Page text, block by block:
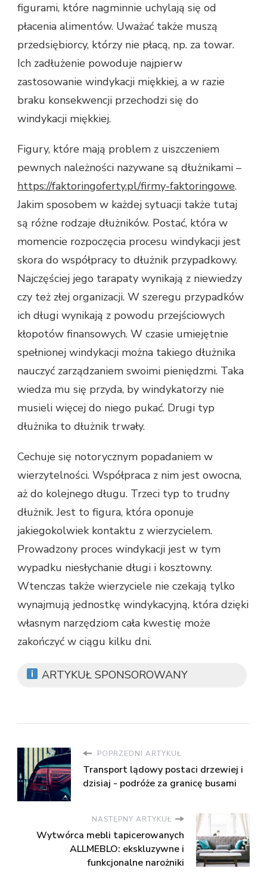
figurami, które nagminnie uchylają się od
płacenia alimentów. Uważać także muszą
przedsiębiorcy, którzy nie płacą, np. za towar.
Ich zadłużenie powoduje najpierw
zastosowanie windykacji miękkiej, a w razie
braku konsekwencji przechodzi się do
windykacji miękkiej.
Figury, które mają problem z uiszczeniem
pewnych należności nazywane są dłużnikami –
https://faktoringoferty.pl/firmy-faktoringowe.
Jakim sposobem w każdej sytuacji także tutaj
są różne rodzaje dłużników. Postać, która w
momencie rozpoczęcia procesu windykacji jest
skora do współpracy to dłużnik przypadkowy.
Najczęściej jego tarapaty wynikają z niewiedzy
czy też złej organizacji. W szeregu przypadków
ich długi wynikają z powodu przejściowych
kłopotów finansowych. W czasie umiejętnie
spełnionej windykacji można takiego dłużnika
nauczyć zarządzaniem swoimi pieniędzmi. Taka
wiedza mu się przyda, by windykatorzy nie
musieli więcej do niego pukać. Drugi typ
dłużnika to dłużnik trwały.
Cechuje się notorycznym popadaniem w
wierzytelności. Współpraca z nim jest owocna,
aż do kolejnego długu. Trzeci typ to trudny
dłużnik. Jest to figura, która oponuje
jakiegokolwiek kontaktu z wierzycielem.
Prowadzony proces windykacji jest w tym
wypadku niesłychanie długi i kosztowny.
Wtenczas także wierzyciele nie czekają tylko
wynajmują jednostkę windykacyjną, która dzięki
własnym narzędziom cała kwestię może
zakończyć w ciągu kilku dni.
ARTYKUŁ SPONSOROWANY
POPRZEDNI ARTYKUŁ
Transport lądowy postaci drzewiej i
dzisiaj - podróże za granicę busami
NASTĘPNY ARTYKUŁ
Wytwórca mebli tapicerowanych
ALLMEBLO: ekskluzywne i
funkcjonalne narożniki